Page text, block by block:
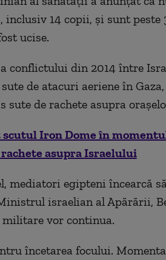
inclusiv 14 copii, și sunt
ucise.
conflictului din 2014 între
de atacuri aeriene în
de rachete asupra
Iron Dome în
rachete asupra Israelului
mediatori egipteni încearcă
israelian al Apărării,
vor continua.
încetarea focului.